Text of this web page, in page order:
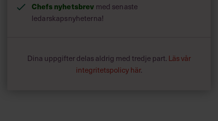
Chefs nyhetsbrev med senaste
ledarskapsnyheterna!
Dina uppgifter delas aldrig med tredje part. Läs vår
integritetspolicy här.